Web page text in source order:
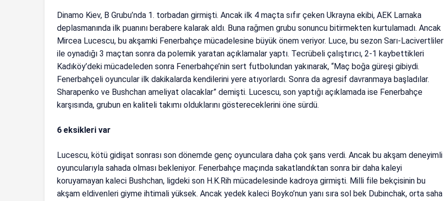
Dinamo Kiev, B Grubu’nda 1. torbadan girmişti. Ancak ilk 4 maçta sıfır çeken Ukrayna ekibi, AEK Larnaka
deplasmanında ilk puanını berabere kalarak aldı. Buna rağmen grubu sonuncu bitirmekten kurtulamadı. Ancak
Mircea Lucescu, bu akşamki Fenerbahçe mücadelesine büyük önem veriyor. Luce, bu sezon Sarı-Lacivertliler
ile oynadığı 3 maçtan sonra da polemik yaratan açıklamalar yaptı. Tecrübeli çalıştırıcı, 2-1 kaybettikleri
Kadıköy’deki mücadeleden sonra Fenerbahçe’nin sert futbolundan yakınarak, “Maç boğa güreşi gibiydi.
Fenerbahçeli oyuncular ilk dakikalarda kendilerini yere atıyorlardı. Sonra da agresif davranmaya başladılar.
Sharapenko ve Bushchan ameliyat olacaklar” demişti. Lucescu, son yaptığı açıklamada ise Fenerbahçe
karşısında, grubun en kaliteli takımı olduklarını göstereceklerini öne sürdü.
6 eksikleri var
Lucescu, kötü gidişat sonrası son dönemde genç oyunculara daha çok şans verdi. Ancak bu akşam deneyimli
oyuncularıyla sahada olması bekleniyor. Fenerbahçe maçında sakatlandıktan sonra bir daha kaleyi
koruyamayan kaleci Bushchan, ligdeki son H.K.Rih mücadelesinde kadroya girmişti. Milli file bekçisinin bu
akşam eldivenleri giyme ihtimali yüksek. Ancak yedek kaleci Boyko’nun yanı sıra sol bek Dubinchak, orta saha